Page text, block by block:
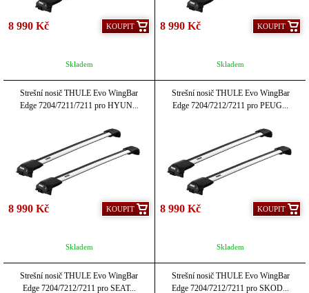
8 990 Kč KOUPIT
Skladem
8 990 Kč KOUPIT
Skladem
Strešní nosič THULE Evo WingBar
Edge 7204/7211/7211 pro HYUN...
8 990 Kč KOUPIT
Skladem
Strešní nosič THULE Evo WingBar
Edge 7204/7212/7211 pro PEUG...
8 990 Kč KOUPIT
Skladem
Strešní nosič THULE Evo WingBar
Edge 7204/7212/7211 pro SEAT...
Strešní nosič THULE Evo WingBar
Edge 7204/7212/7211 pro SKOD...